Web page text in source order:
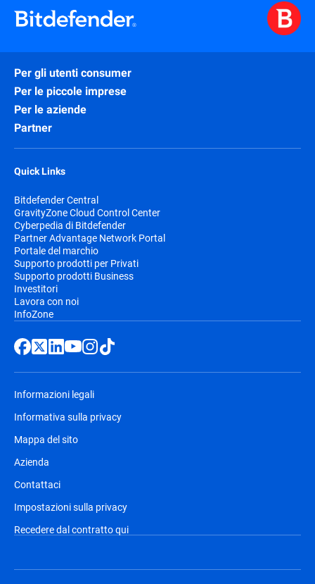
Per gli utenti consumer
Per le piccole imprese
Per le aziende
Partner
Quick Links
Bitdefender Central
GravityZone Cloud Control Center
Cyberpedia di Bitdefender
Partner Advantage Network Portal
Portale del marchio
Supporto prodotti per Privati
Supporto prodotti Business
Investitori
Lavora con noi
InfoZone
Informazioni legali
Informativa sulla privacy
Mappa del sito
Azienda
Contattaci
Impostazioni sulla privacy
Recedere dal contratto qui